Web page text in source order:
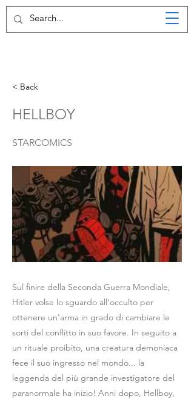
< Back
HELLBOY
STARCOMICS
Sul finire della Seconda Guerra Mondiale,
Hitler volse lo sguardo all'occulto per
ottenere un'arma in grado di cambiare le
sorti del conflitto in suo favore. In seguito a
un rituale proibito, una creatura demoniaca
fece il suo ingresso nel mondo... la
leggenda del più grande investigatore del
paranormale ha inizio! Anni dopo, Hellboy,